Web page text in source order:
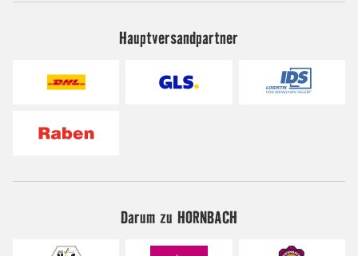
Hauptversandpartner
Darum zu HORNBACH